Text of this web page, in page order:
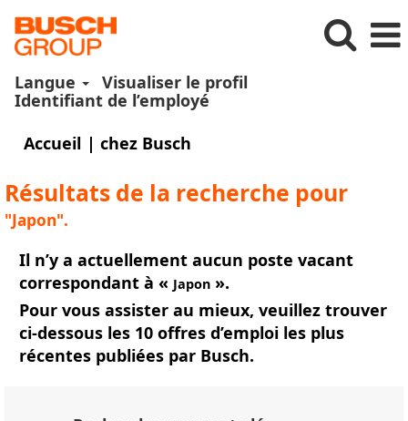
Langue
Visualiser le profil
Identifiant de l’employé
Accueil | chez Busch
Résultats de la recherche pour
"Japon".
Il n’y a actuellement aucun poste vacant
correspondant à « Japon ».
Pour vous assister au mieux, veuillez trouver
ci-dessous les 10 offres d’emploi les plus
récentes publiées par Busch.